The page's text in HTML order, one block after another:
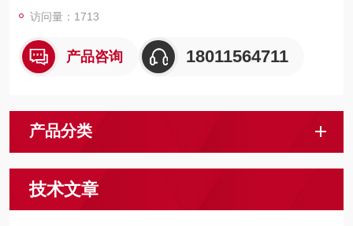
访问量：1713
产品咨询 18011564711
产品分类
技术文章